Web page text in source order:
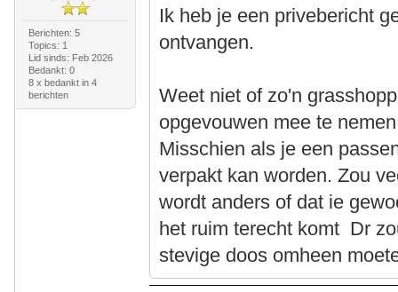
Berichten: 5
Topics: 1
Lid sinds: Feb 2026
Bedankt: 0
8 x bedankt in 4
berichten
Ik heb je een privebericht
ontvangen.
Weet niet of zo'n
opgevouwen mee te
Misschien als je een
verpakt kan worden. Zou
wordt anders of dat ie
het ruim terecht komt Dr
stevige doos omheen